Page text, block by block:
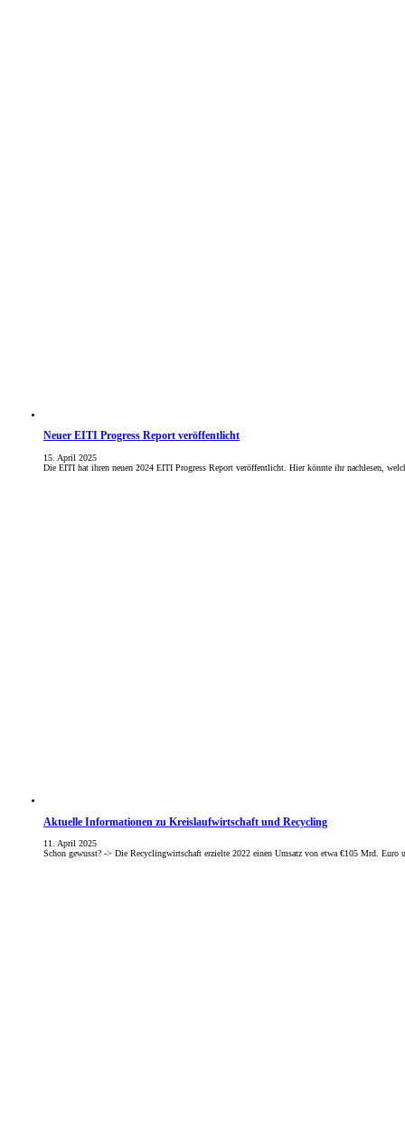
Neuer EITI Progress Report veröffentlicht
15. April 2025
Die EITI hat ihren neuen 2024 EITI Progress Report veröffentlicht. Hier könnte ihr nachlesen,
Aktuelle Informationen zu Kreislaufwirtschaft und Recycling
11. April 2025
Schon gewusst? -> Die Recyclingwirtschaft erzielte 2022 einen Umsatz von etwa €105 Mrd.